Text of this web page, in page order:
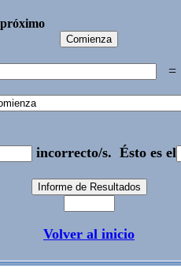
=
incorrecto/s. Ésto es el
Volver al inicio